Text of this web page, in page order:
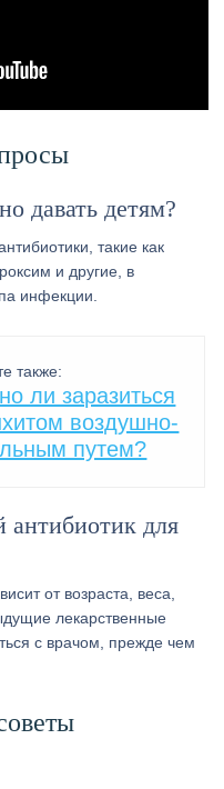
давать детям?
такие как
и другие, в
инфекции.
также:
ли заразиться
воздушно-
путем?
антибиотик для
от возраста, веса,
лекарственные
с врачом, прежде чем